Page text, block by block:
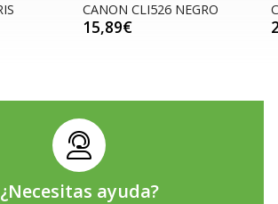
CANON CLI526 NEGRO
15,89€
¿Necesitas ayuda?